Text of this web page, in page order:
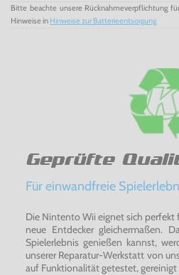
Bitte beachte unsere Rücknahmeverpflichtung
Hinweise in Hinweise zur Batterieentsorgung
Geprüfte
Für einwandfreie
Die Nintento Wii eignet sich perfekt
neue Entdecker gleichermaßen.
Spielerlebnis genießen kannst,
unserer Reparatur-Werkstatt von
auf Funktionalität getestet, gereinigt